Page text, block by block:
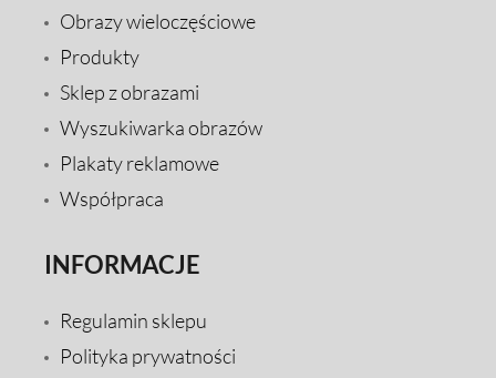
Obrazy wieloczęściowe
Produkty
Sklep z obrazami
Wyszukiwarka obrazów
Plakaty reklamowe
Współpraca
INFORMACJE
Regulamin sklepu
Polityka prywatności